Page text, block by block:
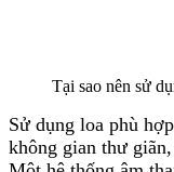
Tại sao nên sử
Sử dụng loa phù
không gian thư